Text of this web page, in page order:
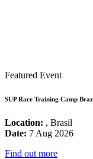
Featured Event
SUP Race Training Camp
Location: , Brasil
Date: 7 Aug 2026
Find out more